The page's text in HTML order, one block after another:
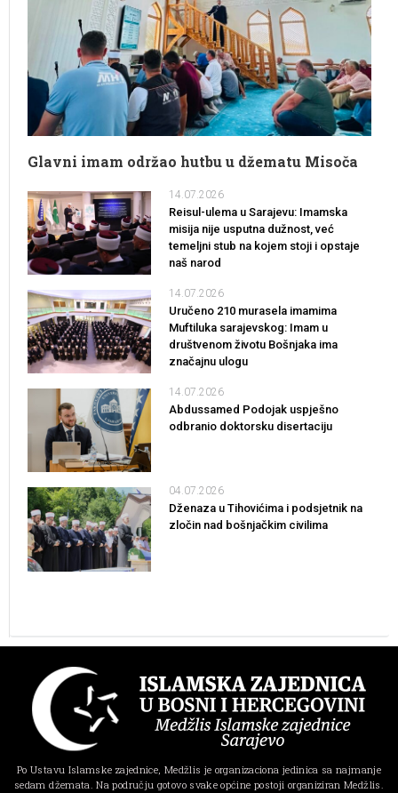
Glavni imam održao hutbu u džematu Misoča
14.07.2026
Reisul-ulema u Sarajevu: Imamska
misija nije usputna dužnost, već
temeljni stub na kojem stoji i opstaje
naš narod
14.07.2026
Uručeno 210 murasela imamima
Muftiluka sarajevskog: Imam u
društvenom životu Bošnjaka ima
značajnu ulogu
14.07.2026
Abdussamed Podojak uspješno
odbranio doktorsku disertaciju
04.07.2026
Dženaza u Tihovićima i podsjetnik na
zločin nad bošnjačkim civilima
Po Ustavu Islamske zajednice, Medžlis je organizaciona jedinica sa najmanje
sedam džemata. Na području gotovo svake općine postoji organiziran Medžlis.